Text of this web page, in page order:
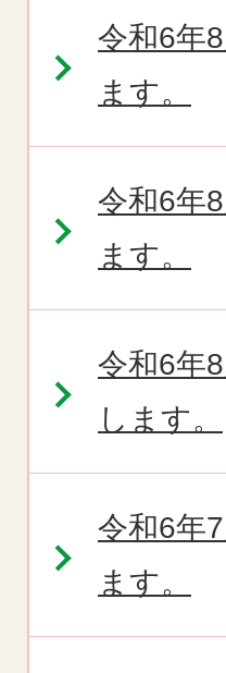
令和6年
ます。
令和6年
ます。
令和6年
します。
令和6年
ます。